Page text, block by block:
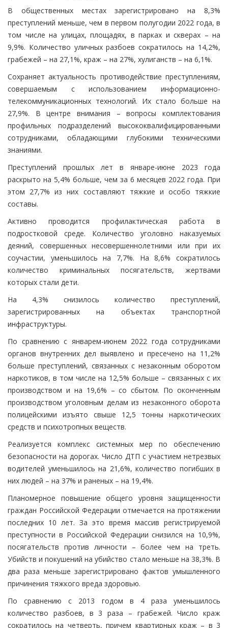
В общественных местах зарегистрировано на 8,3%
преступлений меньше, чем в первом полугодии 2022 года, в
том числе на улицах, площадях, в парках и скверах – на
9,9%. Количество уличных разбоев сократилось на 14,2%,
грабежей – на 27,1%, краж – на 27%, хулиганств – на 6,1%.
Сохраняет актуальность противодействие преступлениям,
совершаемым с использованием информационно-
телекоммуникационных технологий. Их стало больше на
27,9%. В центре внимания – вопросы комплектования
профильных подразделений высококвалифицированными
сотрудниками, обладающими глубокими техническими
знаниями.
Преступлений прошлых лет в январе-июне 2023 года
раскрыто на 5,4% больше, чем за 6 месяцев 2022 года. При
этом 27,7% из них составляют тяжкие и особо тяжкие
составы.
Активно проводится профилактическая работа в
подростковой среде. Количество уголовно наказуемых
деяний, совершенных несовершеннолетними или при их
соучастии, уменьшилось на 7,7%. На 8,6% сократилось
количество криминальных посягательств, жертвами
которых стали дети.
На 4,3% снизилось количество преступлений,
зарегистрированных на объектах транспортной
инфраструктуры.
По сравнению с январем-июнем 2022 года сотрудниками
органов внутренних дел выявлено и пресечено на 11,2%
больше преступлений, связанных с незаконным оборотом
наркотиков, в том числе на 12,5% больше – связанных с их
производством и на 19,6% – со сбытом. По оконченным
производством уголовным делам из незаконного оборота
полицейскими изъято свыше 12,5 тонны наркотических
средств и психотропных веществ.
Реализуется комплекс системных мер по обеспечению
безопасности на дорогах. Число ДТП с участием нетрезвых
водителей уменьшилось на 21,6%, количество погибших в
них людей – на 37% и раненых – на 19,4%.
Планомерное повышение общего уровня защищенности
граждан Российской Федерации отмечается на протяжении
последних 10 лет. За это время массив регистрируемой
преступности в Российской Федерации снизился на 10,9%,
посягательств против личности – более чем на треть.
Убийств и покушений на убийство стало меньше на 38,3%. В
два раза меньше зарегистрировано фактов умышленного
причинения тяжкого вреда здоровью.
По сравнению с 2013 годом в 4 раза уменьшилось
количество разбоев, в 3 раза – грабежей. Число краж
сократилось на четверть, причем квартирных краж – в 3